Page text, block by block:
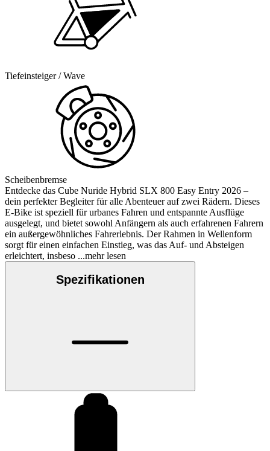
Tiefeinsteiger / Wave
Scheibenbremse
Entdecke das Cube Nuride Hybrid SLX 800 Easy Entry 2026 –
dein perfekter Begleiter für alle Abenteuer auf zwei Rädern. Dieses
E-Bike ist speziell für urbanes Fahren und entspannte Ausflüge
ausgelegt, und bietet sowohl Anfängern als auch erfahrenen Fahrern
ein außergewöhnliches Fahrerlebnis. Der Rahmen in Wellenform
sorgt für einen einfachen Einstieg, was das Auf- und Absteigen
erleichtert, insbeso ...mehr lesen
Spezifikationen